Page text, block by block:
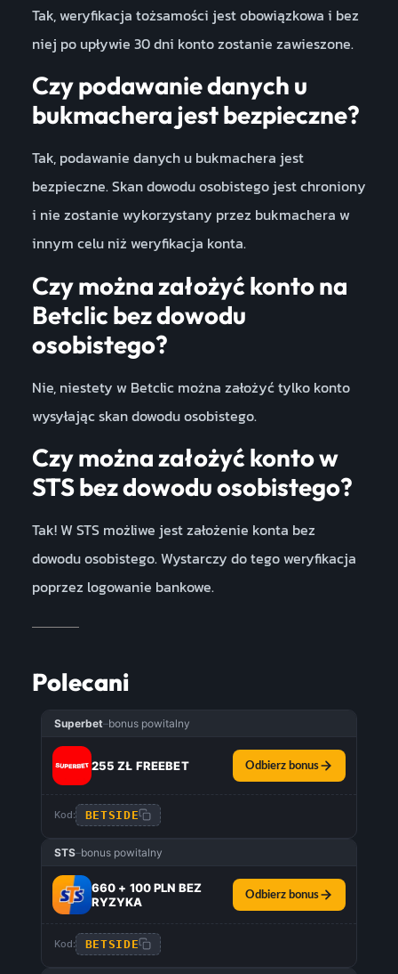
Tak, weryfikacja tożsamości jest obowiązkowa i bez
niej po upływie 30 dni konto zostanie zawieszone.
Czy podawanie danych u
bukmachera jest bezpieczne?
Tak, podawanie danych u bukmachera jest
bezpieczne. Skan dowodu osobistego jest chroniony
i nie zostanie wykorzystany przez bukmachera w
innym celu niż weryfikacja konta.
Czy można założyć konto na
Betclic bez dowodu
osobistego?
Nie, niestety w Betclic można założyć tylko konto
wysyłając skan dowodu osobistego.
Czy można założyć konto w
STS bez dowodu osobistego?
Tak! W STS możliwe jest założenie konta bez
dowodu osobistego. Wystarczy do tego weryfikacja
poprzez logowanie bankowe.
Polecani
Superbet–bonus powitalny
255 ZŁ FREEBET Odbierz bonus
Kod: BETSIDE
STS–bonus powitalny
660 + 100 PLN BEZ
RYZYKA
Odbierz bonus
Kod: BETSIDE